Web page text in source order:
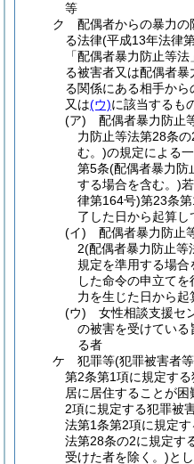
等
ク
配偶者からの暴力の
る法律(平成13年法律
「配偶者暴力防止等
る被害者又は配偶者
る関係にある相手から
又は(ウ)に該当するも
(ア)
配偶者暴力防止
力防止等法第28条
む。)の規定による
第5条(配偶者暴力防
する場合を含む。)
律第164号)第23条
了した日から起算
(イ)
配偶者暴力防止
2(配偶者暴力防止等
規定を準用する場合
した命令の申立て
力を生じた日から
(ウ)
女性相談支援セ
の被害を受けてい
る者
ケ
犯罪等(犯罪被害者
第2条第1項に規定す
居に居住することが
2項に規定する犯罪被
法第1条第2項に規定
法第28条の2に規定す
受けた者を除く。)と